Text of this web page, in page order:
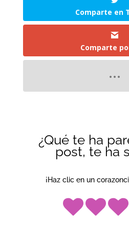
Comparte en
Comparte
¿Qué te ha
post, te ha
¡Haz clic en un